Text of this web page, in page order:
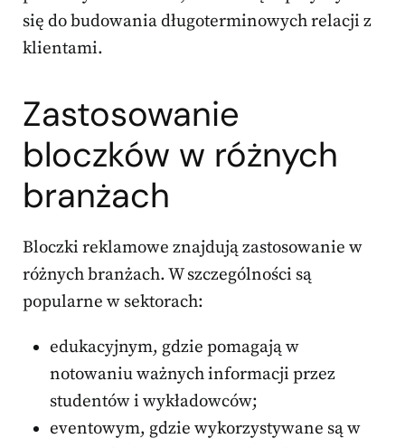
się do budowania długoterminowych relacji z
klientami.
Zastosowanie
bloczków w różnych
branżach
Bloczki reklamowe znajdują zastosowanie w
różnych branżach. W szczególności są
popularne w sektorach:
edukacyjnym, gdzie pomagają w
notowaniu ważnych informacji przez
studentów i wykładowców;
eventowym, gdzie wykorzystywane są w